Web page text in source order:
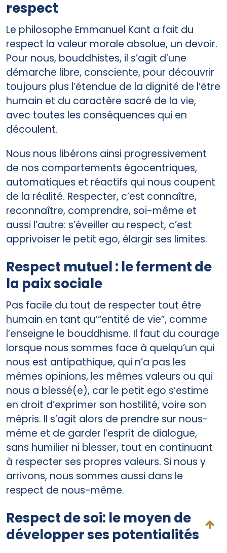
respect
Le philosophe Emmanuel Kant a fait du
respect la valeur morale absolue, un devoir.
Pour nous, bouddhistes, il s’agit d’une
démarche libre, consciente, pour découvrir
toujours plus l’étendue de la dignité de l’être
humain et du caractère sacré de la vie,
avec toutes les conséquences qui en
découlent.
Nous nous libérons ainsi progressivement
de nos comportements égocentriques,
automatiques et réactifs qui nous coupent
de la réalité. Respecter, c’est connaître,
reconnaître, comprendre, soi-même et
aussi l’autre: s’éveiller au respect, c’est
apprivoiser le petit ego, élargir ses limites.
Respect mutuel : le ferment de
la paix sociale
Pas facile du tout de respecter tout être
humain en tant qu’“entité de vie”, comme
l’enseigne le bouddhisme. Il faut du courage
lorsque nous sommes face à quelqu’un qui
nous est antipathique, qui n’a pas les
mêmes opinions, les mêmes valeurs ou qui
nous a blessé(e), car le petit ego s’estime
en droit d’exprimer son hostilité, voire son
mépris. Il s’agit alors de prendre sur nous-
même et de garder l’esprit de dialogue,
sans humilier ni blesser, tout en continuant
à respecter ses propres valeurs. Si nous y
arrivons, nous sommes aussi dans le
respect de nous-même.
Respect de soi: le moyen de
développer ses potentialités